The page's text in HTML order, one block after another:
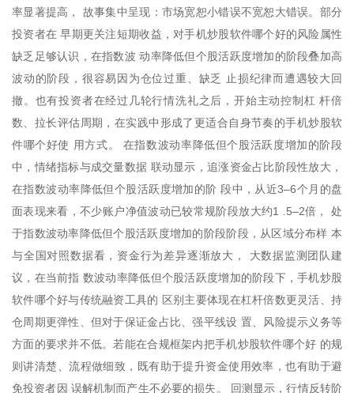
率显著提高， 故事集中呈现：市场宽恕小错误不宽恕大错误。部分
投资者在 早期更关注短期收益，对手机炒股软件哪个好的风险属性
缺乏足够认识，在指数波 动率降低但个股活跃度增加的阶段叠加高
波动的阶段，很容易因为仓位过重、缺乏 止损纪律而遭遇较大回
撤。也有投资者在经过几轮行情洗礼之后，开始主动控制杠 杆倍
数、拉长评估周期，在实践中形成了更适合自身节奏的手机炒股软
件哪个好使 用方式。 在指数波动率降低但个股活跃度增加的阶段
中，情绪指标与成交量数据 联动显示，追涨资金占比阶段性放大，
在指数波动率降低但个股活跃度增加的阶 段中，从近3–6个月的盘
面表现来看，不少账户净值波动已较常规阶段放大约1 .5–2倍， 处
于指数波动率降低但个股活跃度增加的阶段阶段，从区域分布样 本
与全国对照数据看，资金行为差异逐渐放大， 大数据监测团队建
议，在当前指 数波动率降低但个股活跃度增加的阶段下，手机炒股
软件哪个好与传统融资工具的 区别主要体现在杠杆倍数更灵活、持
仓周期更弹性、但对于保证金占比、强平线设 置、风险提示义务等
方面的要求并不低。若能在合规框架内把手机炒股软件哪个好 的规
则讲清楚、流程做细致，既有助于提升资金使用效率，也有助于避
免投资者因 误解机制而产生不必要的损失。 回测显示，行情反转阶